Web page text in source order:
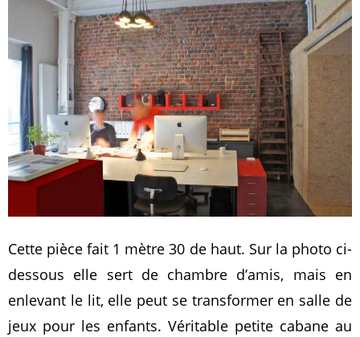
Cette pièce fait 1 mètre 30 de haut. Sur la photo ci-
dessous elle sert de chambre d’amis, mais en
enlevant le lit, elle peut se transformer en salle de
jeux pour les enfants. Véritable petite cabane au